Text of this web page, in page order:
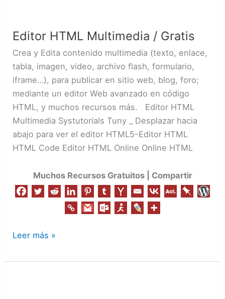
Editor HTML Multimedia / Gratis
Crea y Edita contenido multimedia (texto, enlace,
tabla, imagen, video, archivo flash, formulario,
iframe…), para publicar en sitio web, blog, foro;
mediante un editor Web avanzado en código
HTML, y muchos recursos más. Editor HTML
Multimedia Systutorials Tuny _ Desplazar hacia
abajo para ver el editor HTML5-Editor HTML
HTML Code Editor HTML Online Online HTML
Muchos Recursos Gratuitos | Compartir
Multimedia
/
Gratis
Leer más »